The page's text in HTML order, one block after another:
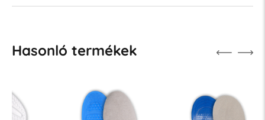
Hasonló termékek